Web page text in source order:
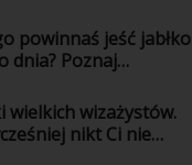
powinnaś jeść jabłko
dnia? Poznaj
wielkich wizażystów.
nikt Ci nie